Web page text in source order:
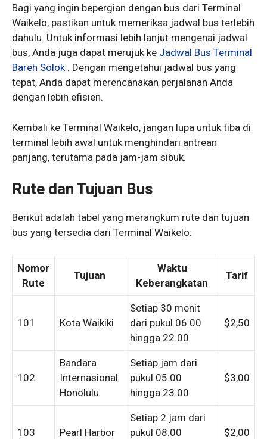
Bagi yang ingin bepergian dengan bus dari Terminal
Waikelo, pastikan untuk memeriksa jadwal bus terlebih
dahulu. Untuk informasi lebih lanjut mengenai jadwal
bus, Anda juga dapat merujuk ke Jadwal Bus Terminal
Bareh Solok . Dengan mengetahui jadwal bus yang
tepat, Anda dapat merencanakan perjalanan Anda
dengan lebih efisien.
Kembali ke Terminal Waikelo, jangan lupa untuk tiba di
terminal lebih awal untuk menghindari antrean
panjang, terutama pada jam-jam sibuk.
Rute dan Tujuan Bus
Berikut adalah tabel yang merangkum rute dan tujuan
bus yang tersedia dari Terminal Waikelo:
Nomor
Rute
Tujuan
Waktu
Keberangkatan
Tarif
101 Kota Waikiki
Setiap 30 menit
dari pukul 06.00
hingga 22.00
$2,50
102
Bandara
Internasional
Honolulu
Setiap jam dari
pukul 05.00
hingga 23.00
$3,00
103 Pearl Harbor
Setiap 2 jam dari
pukul 08.00
$2,00